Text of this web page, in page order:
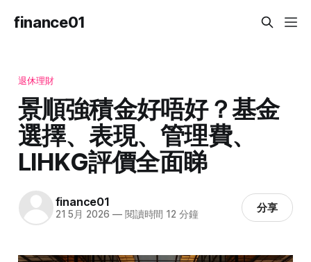
finance01
退休理財
景順強積金好唔好？基金
選擇、表現、管理費、
LIHKG評價全面睇
finance01
21 5月 2026 —閱讀時間 12 分鐘 分享